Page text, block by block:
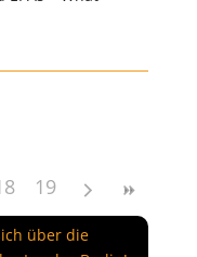
19
über die